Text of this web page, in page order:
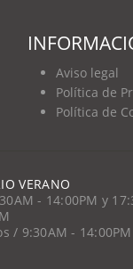
Aviso legal
Política de
Política de
VERANO
- 14:00PM y
/ 9:30AM - 14:00PM